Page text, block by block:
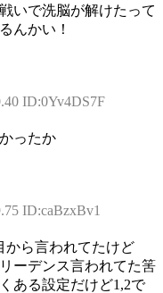
いで洗脳が解けたって
んかい！
ID:0Yv4DS7F
ったか
ID:caBzxBv1
から言われてたけど
ーデンス言われてた筈
ある設定だけど1,2で